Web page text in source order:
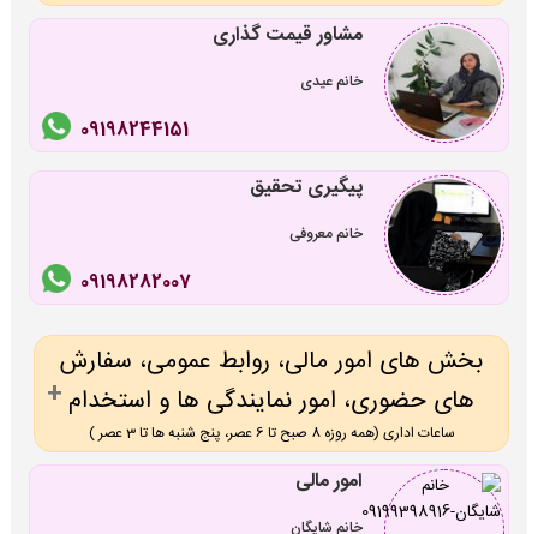
مشاور قیمت گذاری
خانم عیدی
09198244151
پیگیری تحقیق
خانم معروفی
09198282007
بخش های امور مالی، روابط عمومی، سفارش
های حضوری، امور نمایندگی ها و استخدام
ساعات اداری (همه روزه 8 صبح تا 6 عصر، پنج شنبه ها تا 3 عصر )
امور مالی
خانم شایگان